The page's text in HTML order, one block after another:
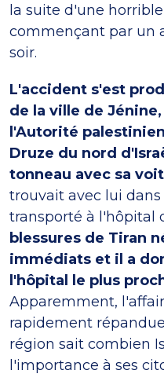
la suite d'une
commençant par un
soir.
L'accident s'est
de la ville de
l'Autorité
Druze du nord
tonneau avec sa
trouvait avec lui
transporté à l'hôpital
blessures de Tiran
immédiats et il a
l'hôpital le plus
Apparemment,
rapidement
région sait combien
l'importance à ses